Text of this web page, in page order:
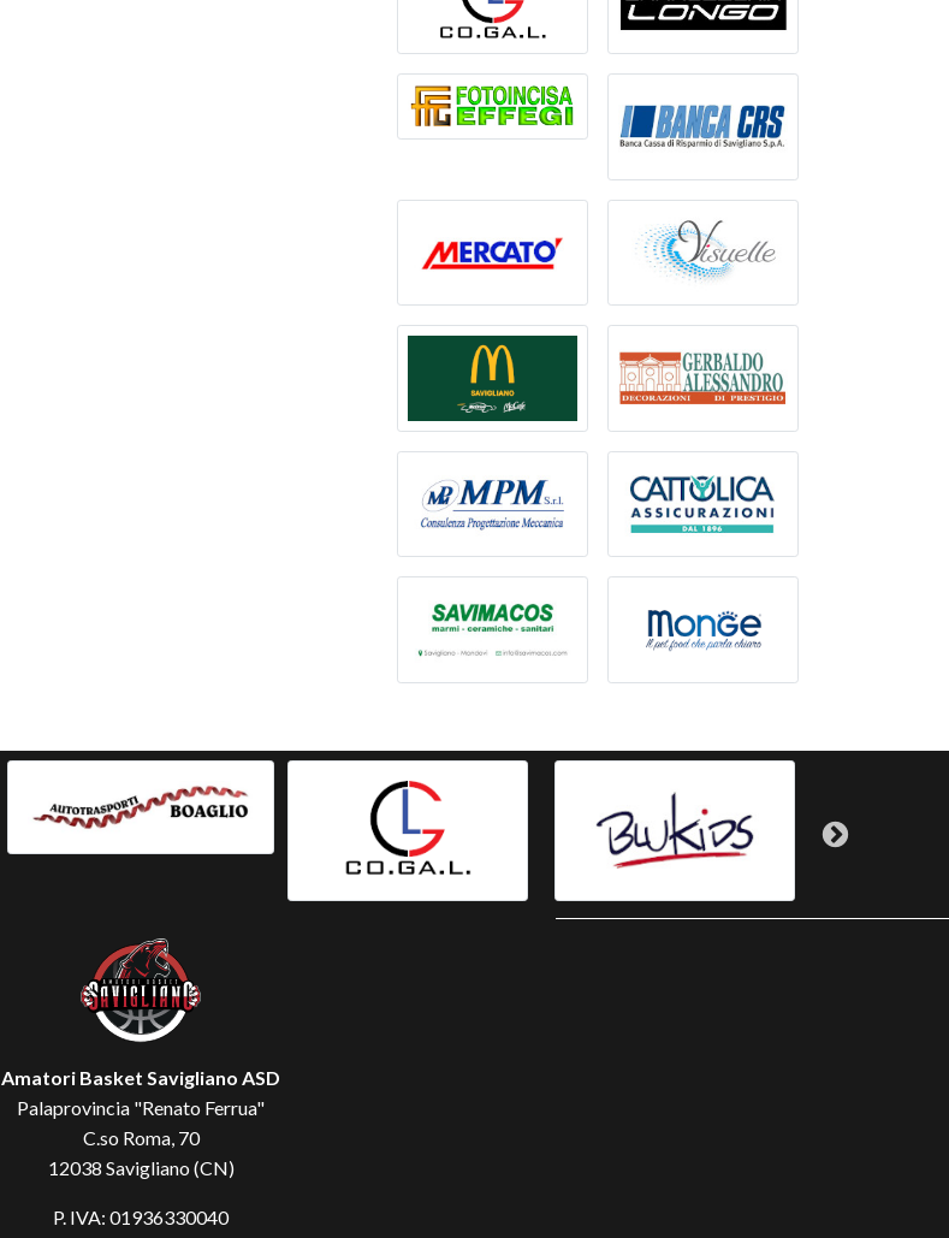
Amatori Basket Savigliano ASD
Palaprovincia "Renato Ferrua"
C.so Roma, 70
12038 Savigliano (CN)
P. IVA: 01936330040